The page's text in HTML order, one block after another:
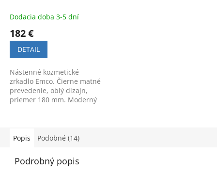
Dodacia doba 3-5 dní
182 €
DETAIL
Nástenné kozmetické
zrkadlo Emco. Čierne matné
prevedenie, oblý dizajn,
priemer 180 mm. Moderný
Popis Podobné (14)
Podrobný popis